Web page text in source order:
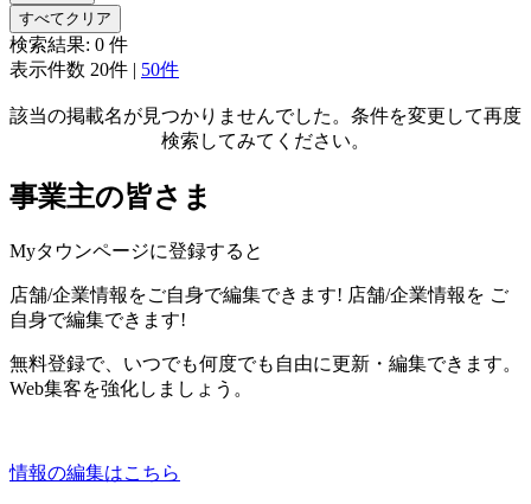
すべてクリア
検索結果: 0 件
表示件数 20件 | 50件
該当の掲載名が見つかりませんでした。条件を変更して再度
検索してみてください。
事業主の皆さま
Myタウンページに登録すると
店舗/企業情報をご自身で編集できます! 店舗/企業情報を ご
自身で編集できます!
無料登録で、いつでも何度でも自由に更新・編集できます。
Web集客を強化しましょう。
情報の編集はこちら